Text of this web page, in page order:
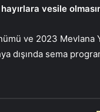
vesile
ve 2023
dışında sema